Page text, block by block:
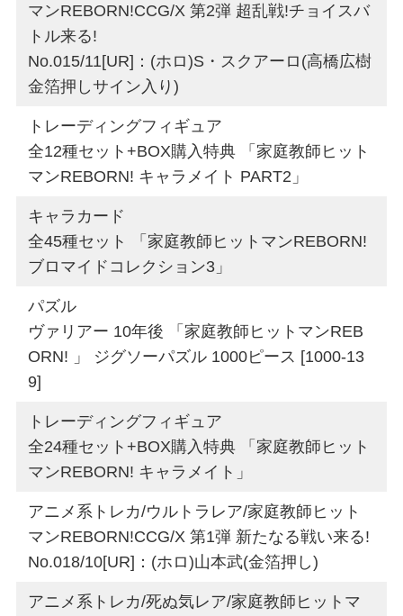
マンREBORN!CCG/X 第2弾 超乱戦!チョイスバ
トル来る!
No.015/11[UR]：(ホロ)S・スクアーロ(高橋広樹
金箔押しサイン入り)
トレーディングフィギュア
全12種セット+BOX購入特典 「家庭教師ヒット
マンREBORN! キャラメイト PART2」
キャラカード
全45種セット 「家庭教師ヒットマンREBORN!
ブロマイドコレクション3」
パズル
ヴァリアー 10年後 「家庭教師ヒットマンREB
ORN! 」 ジグソーパズル 1000ピース [1000-13
9]
トレーディングフィギュア
全24種セット+BOX購入特典 「家庭教師ヒット
マンREBORN! キャラメイト」
アニメ系トレカ/ウルトラレア/家庭教師ヒット
マンREBORN!CCG/X 第1弾 新たなる戦い来る!
No.018/10[UR]：(ホロ)山本武(金箔押し)
アニメ系トレカ/死ぬ気レア/家庭教師ヒットマ